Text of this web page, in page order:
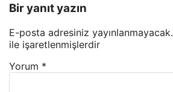
Bir yanıt yazın
E-posta adresiniz yayınlanmayacak.
ile işaretlenmişlerdir
Yorum *